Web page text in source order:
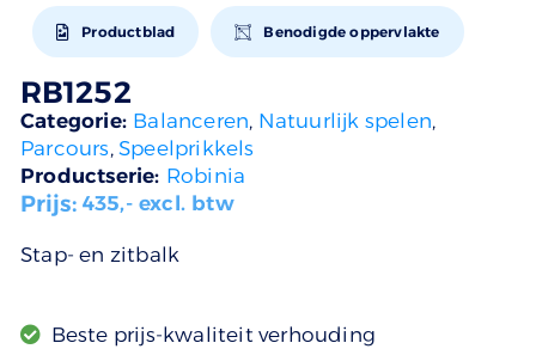
Productblad Benodigde oppervlakte
RB1252
Categorie: Balanceren, Natuurlijk spelen,
Parcours, Speelprikkels
Productserie: Robinia
Prijs:435,- excl. btw
Stap- en zitbalk
Beste prijs-kwaliteit verhouding